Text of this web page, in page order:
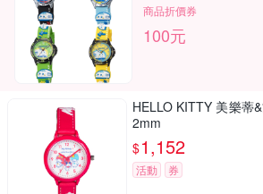
商品折價券
100元
HELLO KITTY 美樂蒂
2mm
$1,152
活動 券